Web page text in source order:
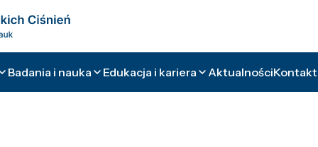
Badania i nauka Edukacja i kariera AktualnościKontakt